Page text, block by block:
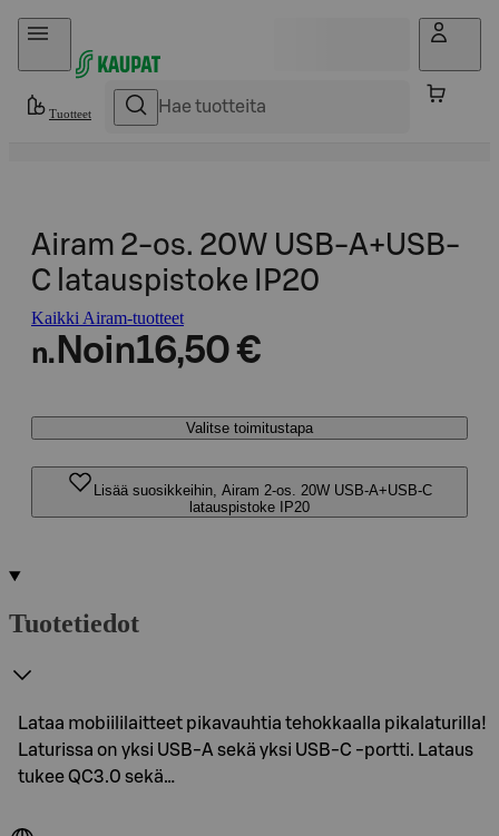
Hyppää sisältöön
Tuotteet
Airam 2-os. 20W USB-A+USB-
C latauspistoke IP20
Kaikki Airam-tuotteet
n. Noin16,50 €
Valitse toimitustapa
Lisää suosikkeihin, Airam 2-os. 20W USB-A+USB-C
latauspistoke IP20
Tuotetiedot
Lataa mobiililaitteet pikavauhtia tehokkaalla pikalaturilla!
Laturissa on yksi USB-A sekä yksi USB-C -portti. Lataus
tukee QC3.0 sekä…